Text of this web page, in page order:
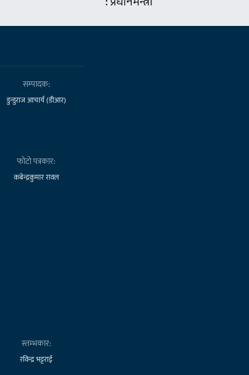
सम्पादक:
डुन्डुराज आचार्य (डीआर)
फोटो पत्रकार:
कबेन्द्रकुमार रावल
स्तम्भकार:
रविन्द्र भट्टराई